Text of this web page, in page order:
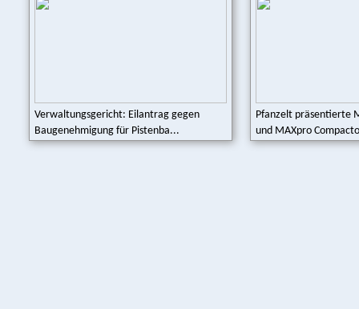
Verwaltungsgericht: Eilantrag gegen
Baugenehmigung für Pistenba...
Pfanzelt präsentierte
und MAXpro